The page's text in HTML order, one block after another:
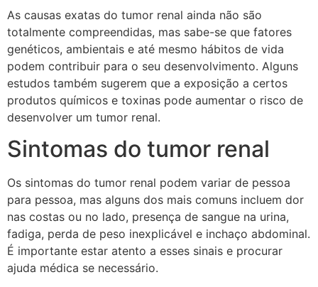
As causas exatas do tumor renal ainda não são
totalmente compreendidas, mas sabe-se que fatores
genéticos, ambientais e até mesmo hábitos de vida
podem contribuir para o seu desenvolvimento. Alguns
estudos também sugerem que a exposição a certos
produtos químicos e toxinas pode aumentar o risco de
desenvolver um tumor renal.
Sintomas do tumor renal
Os sintomas do tumor renal podem variar de pessoa
para pessoa, mas alguns dos mais comuns incluem dor
nas costas ou no lado, presença de sangue na urina,
fadiga, perda de peso inexplicável e inchaço abdominal.
É importante estar atento a esses sinais e procurar
ajuda médica se necessário.